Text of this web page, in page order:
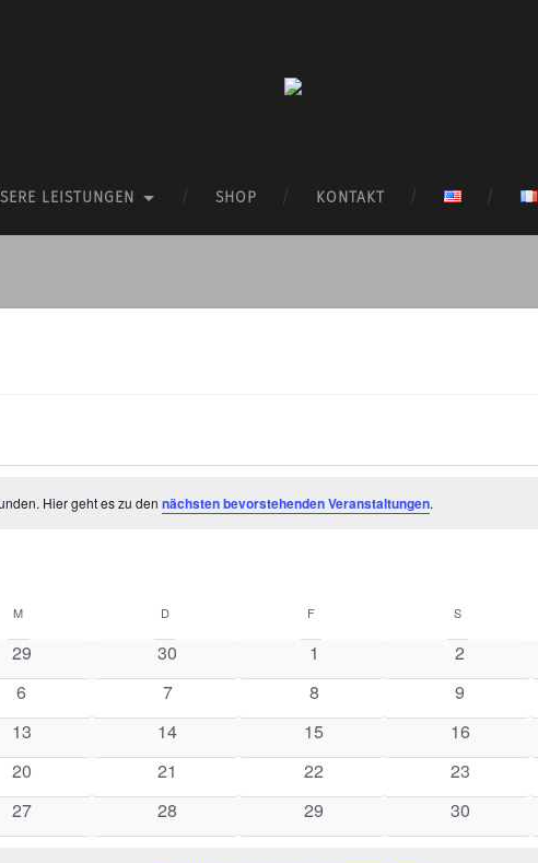
LEISTUNGEN SHOP KONTAKT
Hier geht es zu den nächsten bevorstehenden Veranstaltungen.
M D F S
0
Veranstaltungen
29
0
Veranstaltungen
30
0
Veranstaltungen
1
0
2
0
Veranstaltungen
6
0
Veranstaltungen
7
0
Veranstaltungen
8
0
9
0
Veranstaltungen
13
0
Veranstaltungen
14
0
Veranstaltungen
15
0
16
0
Veranstaltungen
20
0
Veranstaltungen
21
0
Veranstaltungen
22
0
23
0
Veranstaltungen
27
0
Veranstaltungen
28
0
Veranstaltungen
29
0
30